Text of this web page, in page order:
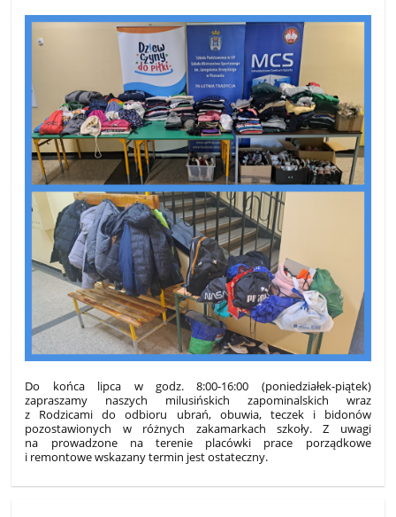
Do końca lipca w godz. 8:00-16:00 (poniedziałek-piątek)
zapraszamy naszych milusińskich zapominalskich wraz
z Rodzicami do odbioru ubrań, obuwia, teczek i bidonów
pozostawionych w różnych zakamarkach szkoły. Z uwagi
na prowadzone na terenie placówki prace porządkowe
i remontowe wskazany termin jest ostateczny.